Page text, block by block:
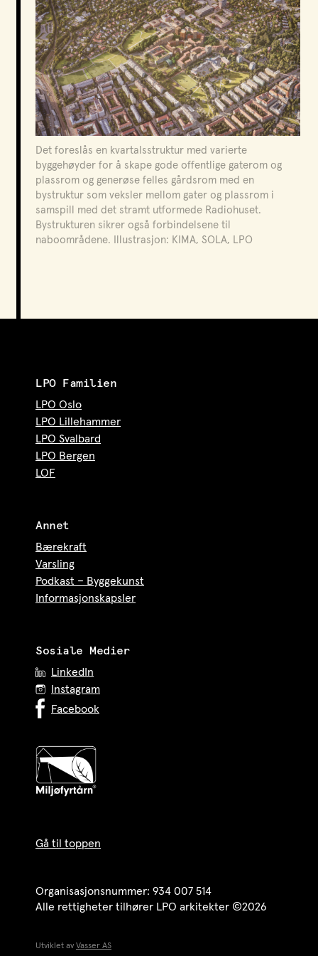
Byggestart for første byggetrinn kan bli i 2031. Hele
prosjektet tar anslagsvis ti år. NRK flytter ut i 2029.
Det foreslås en kvartalsstruktur med varierte
byggehøyder for å skape gode offentlige gaterom og
plassrom og generøse felles gårdsrom med en
bystruktur som veksler mellom gater og plassrom i
samspill med det stramt utformede Radiohuset.
Bystrukturen sikrer også forbindelsene til
naboområdene. Illustrasjon: KIMA, SOLA, LPO
LPO Familien
LPO Oslo
LPO Lillehammer
LPO Svalbard
LPO Bergen
LOF
Annet
Bærekraft
Varsling
Podkast – Byggekunst
Informasjonskapsler
Sosiale Medier
LinkedIn
Instagram
Facebook
Gå til toppen
Organisasjonsnummer: 934 007 514
Alle rettigheter tilhører LPO arkitekter ©2026
Utviklet av Vasser AS